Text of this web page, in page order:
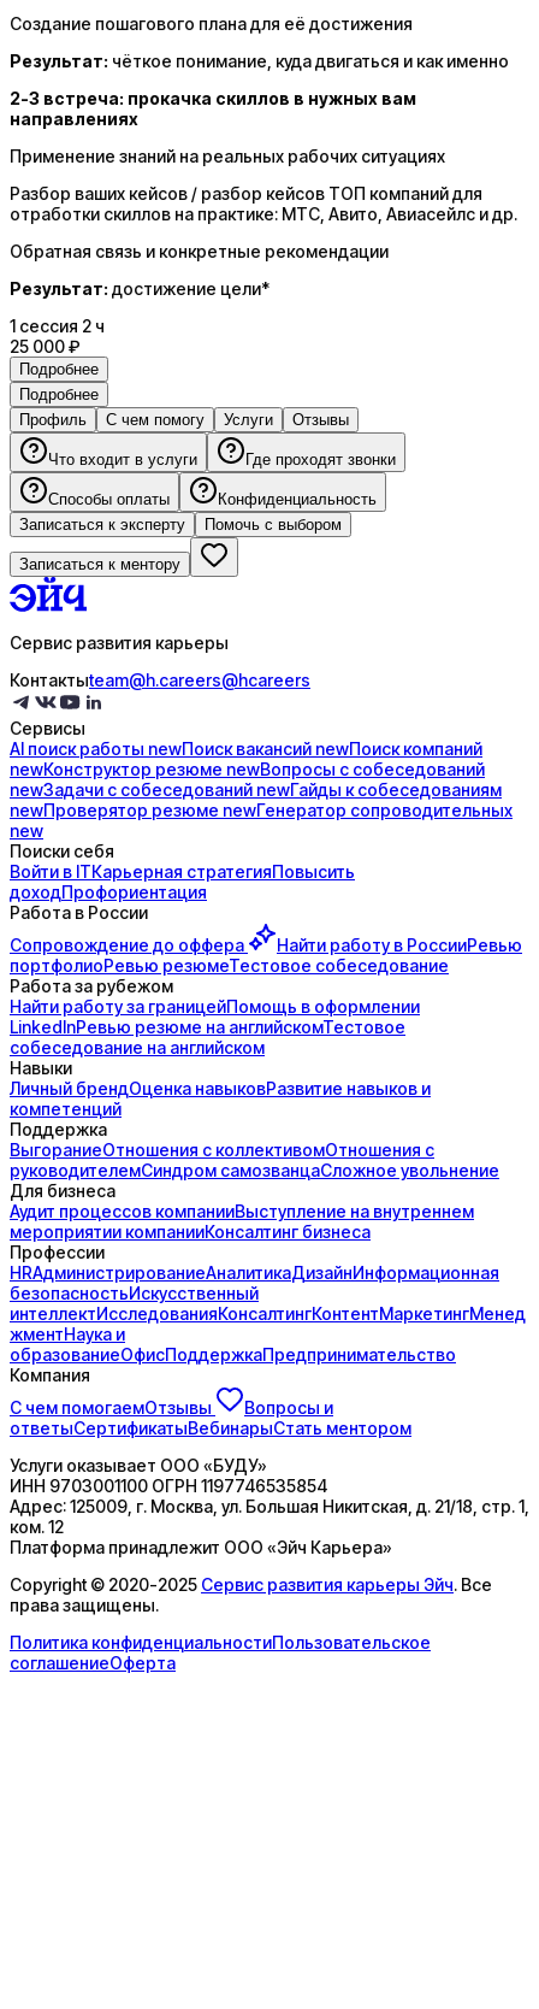
Создание пошагового плана для её достижения
Результат: чёткое понимание, куда двигаться и как именно
2-3 встреча: прокачка скиллов в нужных вам
направлениях
Применение знаний на реальных рабочих ситуациях
Разбор ваших кейсов / разбор кейсов ТОП компаний для
отработки скиллов на практике: МТС, Авито, Авиасейлс и др.
Обратная связь и конкретные рекомендации
Результат: достижение цели*
1 сессия 2 ч
25 000 ₽
Подробнее
Подробнее
Профиль
С чем помогу Услуги Отзывы
Что входит в услуги Где проходят звонки
Способы оплаты
Конфиденциальность
Записаться к эксперту
Помочь с выбором
Записаться к ментору
Сервис развития карьеры
Контактыteam@h.careers@hcareers
Сервисы
AI поискработы newПоисквакансий newПоисккомпаний
newКонструктор резюме newВопросы с собеседований
newЗадачи с собеседований newГайды ксобеседованиям
newПроверятор резюме newГенератор сопроводительных
new
Поиски себя
Войти в ITКарьерная стратегияПовысить
доходПрофориентация
Работа в России
Сопровождение до оффера Найти работу в РоссииРевью
портфолиоРевью резюмеТестовое собеседование
Работа за рубежом
Найти работу за границейПомощь в оформлении
LinkedInРевью резюме на английскомТестовое
собеседование на английском
Навыки
Личный брендОценка навыковРазвитие навыков и
компетенций
Поддержка
ВыгораниеОтношения с коллективомОтношения с
руководителемСиндром самозванцаСложное увольнение
Для бизнеса
Аудит процессов компанииВыступление на внутреннем
мероприятии компанииКонсалтинг бизнеса
Профессии
HRАдминистрированиеАналитикаДизайнИнформационная
безопасностьИскусственный
интеллектИсследованияКонсалтингКонтентМаркетингМенед
жментНаука и
образованиеОфисПоддержкаПредпринимательство
Компания
С чем помогаемОтзывы
Вопросы и
ответыСертификатыВебинарыСтать ментором
Услуги оказывает ООО «БУДУ»
ИНН 9703001100 ОГРН 1197746535854
Адрес:125009, г. Москва, ул. Большая Никитская, д. 21/18, стр. 1,
ком. 12
Платформа принадлежит ООО «Эйч Карьера»
Copyright © 2020-2025 Сервис развития карьеры Эйч. Все
права защищены.
Политика конфиденциальностиПользовательское
соглашениеОферта